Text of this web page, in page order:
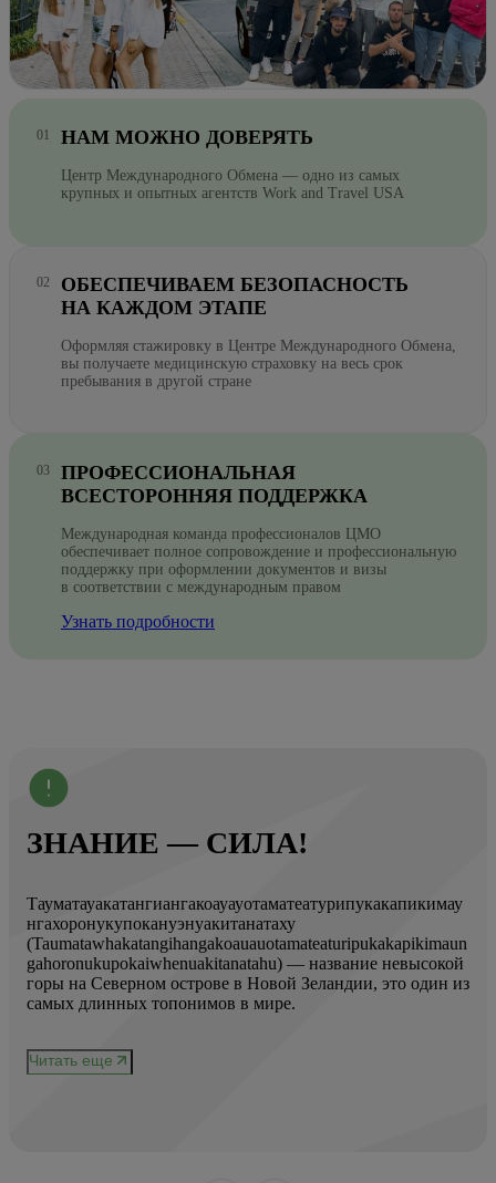
НАМ МОЖНО ДОВЕРЯТЬ
Центр Международного Обмена — одно из самых
крупных и опытных агентств Work and Travel USA
ОБЕСПЕЧИВАЕМ БЕЗОПАСНОСТЬ
НА КАЖДОМ ЭТАПЕ
Оформляя стажировку в Центре Международного Обмена,
вы получаете медицинскую страховку на весь срок
пребывания в другой стране
ПРОФЕССИОНАЛЬНАЯ
ВСЕСТОРОННЯЯ ПОДДЕРЖКА
Международная команда профессионалов ЦМО
обеспечивает полное сопровождение и профессиональную
поддержку при оформлении документов и визы
в соответствии с международным правом
Узнать подробности
ЗНАНИЕ — СИЛА!
Тауматауакатангиангакоауауотаматеатурипукакапикимау
нгахоронукупокануэнуакитанатаху
(Taumatawhakatangihangakoauauotamateaturipukakapikimaun
gahoronukupokaiwhenuakitanatahu) — название невысокой
горы на Северном острове в Новой Зеландии, это один из
самых длинных топонимов в мире.
Читать еще